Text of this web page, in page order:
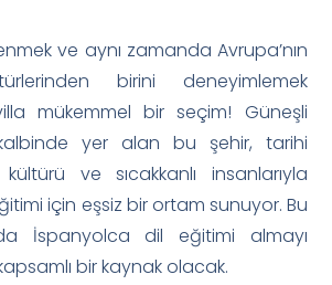
ve aynı zamanda Avrupa’nın
birini deneyimlemek
mükemmel bir seçim! Güneşli
kalbinde yer alan bu şehir, tarihi
kültürü ve sıcakkanlı insanlarıyla
için eşsiz bir ortam sunuyor. Bu
İspanyolca dil eğitimi almayı
bir kaynak olacak.